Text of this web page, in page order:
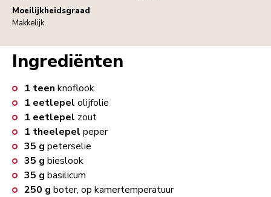
Moeilijkheidsgraad
Makkelijk
Ingrediënten
1 teen knoflook
1 eetlepel olijfolie
1 eetlepel zout
1 theelepel peper
35 g peterselie
35 g bieslook
35 g basilicum
250 g boter, op kamertemperatuur